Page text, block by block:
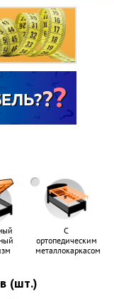
С
ортопедическим
металлокаркасом
(шт.)